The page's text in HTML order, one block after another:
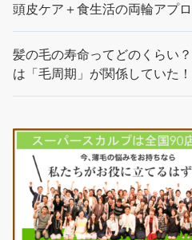
頭皮ケア＋食生活の両輪アプ
髪の毛の寿命ってどのくらい
は「毛周期」が関係していた！